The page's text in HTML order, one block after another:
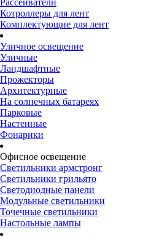
Рассеиватели
Котроллеры для лент
Комплектующие для лент
Уличное освещение
Уличные
Ландшафтные
Прожекторы
Архитектурные
На солнечных батареях
Парковые
Настенные
Фонарики
Офисное освещение
Светильники армстронг
Светильники грильято
Светодиодные панели
Модульные светильники
Точечные светильники
Настольные лампы